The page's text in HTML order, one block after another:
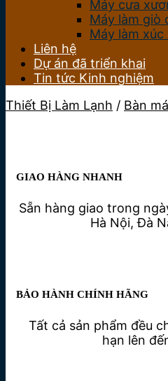
Máy cưa
Máy làm giò
Máy làm xúc
Liên hệ
Dự án đã triển khai
Tin tức Kinh nghiệm
Thiết Bị Làm Lạnh / Bàn
GIAO HÀNG NHANH
Sẵn hàng giao trong
Hà Nội, Đà
BẢO HÀNH CHÍNH HÃNG
Tất cả sản phẩm đều
hạn lên